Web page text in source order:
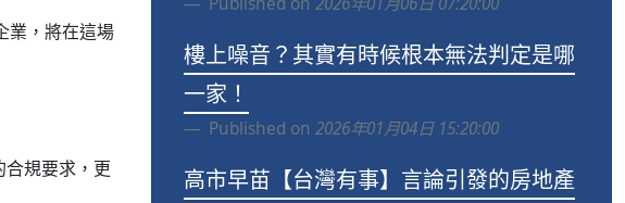
業，將在這場
規要求，更
樓上噪音？其實有時候根本無法判定是哪
一家！
Published on 2026年01月04日 15:20:00
高市早苗【台灣有事】言論引發的房地產